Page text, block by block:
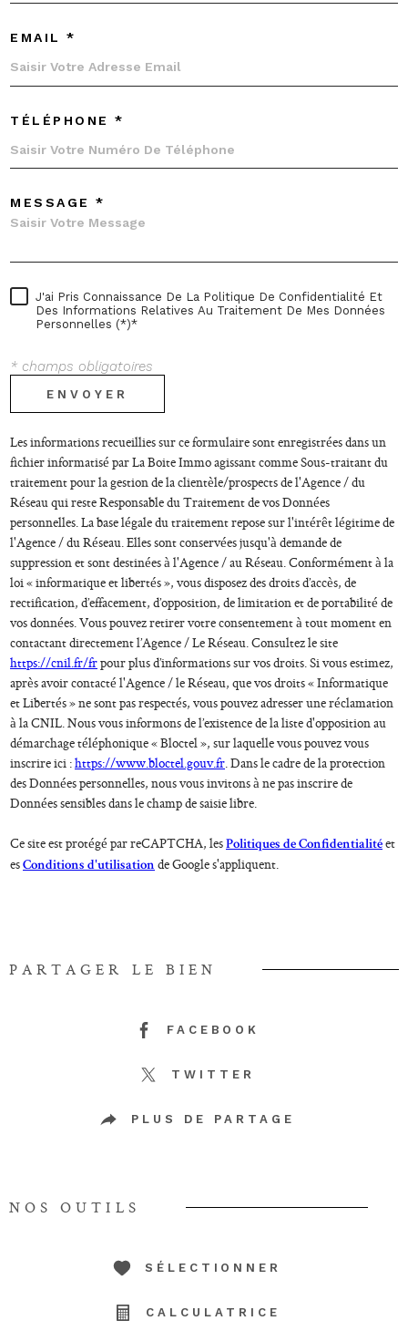
EMAIL *
TÉLÉPHONE *
MESSAGE *
J'ai Pris Connaissance De La Politique De Confidentialité Et
Des Informations Relatives Au Traitement De Mes Données
Personnelles (*)*
* champs obligatoires
ENVOYER
Les informations recueillies sur ce formulaire sont enregistrées dans un
fichier informatisé par La Boite Immo agissant comme Sous-traitant du
traitement pour la gestion de la clientèle/prospects de l'Agence / du
Réseau qui reste Responsable du Traitement de vos Données
personnelles. La base légale du traitement repose sur l'intérêt légitime de
l'Agence / du Réseau. Elles sont conservées jusqu'à demande de
suppression et sont destinées à l'Agence / au Réseau. Conformément à la
loi « informatique et libertés », vous disposez des droits d’accès, de
rectification, d’effacement, d’opposition, de limitation et de portabilité de
vos données. Vous pouvez retirer votre consentement à tout moment en
contactant directement l’Agence / Le Réseau. Consultez le site
https://cnil.fr/frpour plus d’informations sur vos droits. Si vous estimez,
après avoir contacté l'Agence / le Réseau, que vos droits « Informatique
et Libertés » ne sont pas respectés, vous pouvez adresser une réclamation
à la CNIL. Nous vous informons de l’existence de la liste d'opposition au
démarchage téléphonique « Bloctel », sur laquelle vous pouvez vous
inscrire ici :https://www.bloctel.gouv.fr. Dans le cadre de la protection
des Données personnelles, nous vous invitons à ne pas inscrire de
Données sensibles dans le champ de saisie libre.
Ce site est protégé par reCAPTCHA, lesPolitiques de Confidentialitéet
esConditions d'utilisation de Google s'appliquent.
PARTAGER LE BIEN
FACEBOOK
TWITTER
PLUS DE PARTAGE
NOS OUTILS
SÉLECTIONNER
CALCULATRICE